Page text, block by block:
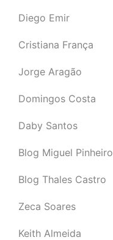
Diego Emir
Cristiana França
Jorge Aragão
Domingos Costa
Daby Santos
Blog Miguel Pinheiro
Blog Thales Castro
Zeca Soares
Keith Almeida